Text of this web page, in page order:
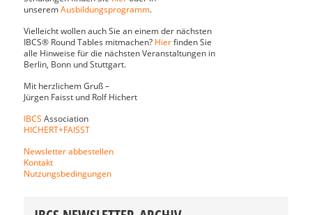
unseremAusbildungsprogramm.
Vielleicht wollen auch Sie an einem der nächsten
IBCS® Round Tables mitmachen? Hierfinden Sie
alle Hinweise für die nächsten Veranstaltungen in
Berlin, Bonn und Stuttgart.
Mit herzlichem Gruß –
Jürgen Faisst und Rolf Hichert
IBCS Association
HICHERT+FAISST
Newsletter abbestellen
Kontakt
Nutzungsbedingungen